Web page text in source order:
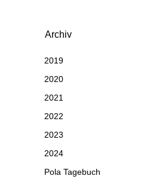
Archiv
2019
2020
2021
2022
2023
2024
Pola Tagebuch